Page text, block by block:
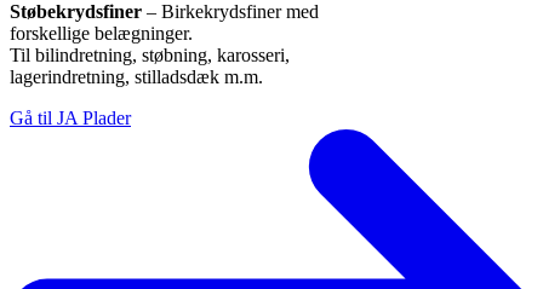
Støbekrydsfiner – Birkekrydsfiner med
forskellige belægninger.
Til bilindretning, støbning, karosseri,
lagerindretning, stilladsdæk m.m.
Gå til JA Plader